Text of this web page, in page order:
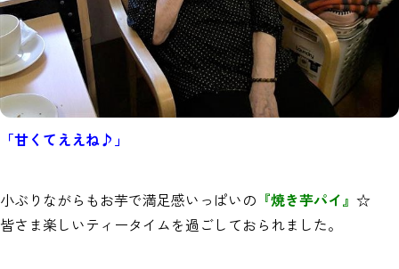
「甘くてええね♪」
小ぶりながらもお芋で満足感いっぱいの 『焼き芋パイ』 ☆
皆さま楽しいティータイムを過ごしておられました。